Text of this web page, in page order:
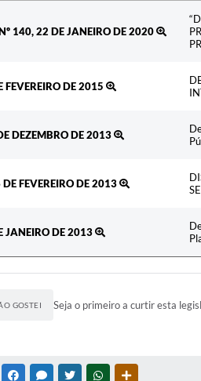
140, 22 DE JANEIRO DE 2020
FEVEREIRO DE 2015
DEZEMBRO DE 2013
FEVEREIRO DE 2013
JANEIRO DE 2013
GOSTEI Seja o primeiro a curtir esta
FACEBOOKMESSENGER
TWITTERWHATSAPP